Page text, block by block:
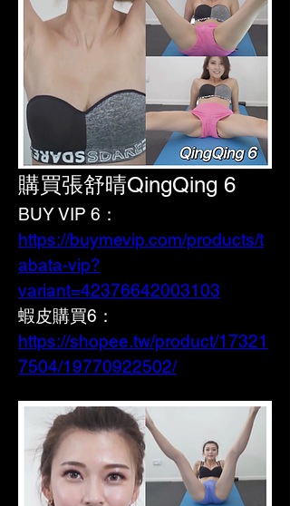
購買張舒晴QingQing 6
BUY VIP 6：
https://buymevip.com/products/t
abata-vip?
variant=42376642003103
https://shopee.tw/product/17321
7504/19770922502/